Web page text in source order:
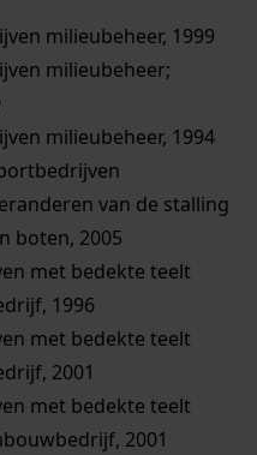
milieubeheer, 1999
milieubeheer;
milieubeheer, 1994
van de stalling
boten, 2005
met bedekte teelt
1996
met bedekte teelt
2001
met bedekte teelt
2001